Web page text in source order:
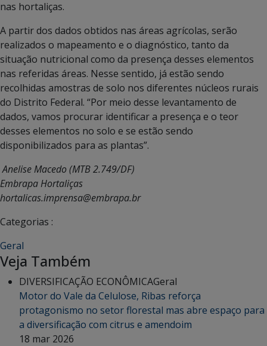
nas hortaliças.
A partir dos dados obtidos nas áreas agrícolas, serão
realizados o mapeamento e o diagnóstico, tanto da
situação nutricional como da presença desses elementos
nas referidas áreas. Nesse sentido, já estão sendo
recolhidas amostras de solo nos diferentes núcleos rurais
do Distrito Federal. “Por meio desse levantamento de
dados, vamos procurar identificar a presença e o teor
desses elementos no solo e se estão sendo
disponibilizados para as plantas”.
Anelise Macedo(MTB 2.749/DF)
Embrapa Hortaliças
hortalicas.imprensa@embrapa.br
Categorias :
Geral
Veja Também
DIVERSIFICAÇÃO ECONÔMICAGeral
Motor do Vale da Celulose, Ribas reforça
protagonismo no setor florestal mas abre espaço para
a diversificação com citrus e amendoim
18 mar 2026